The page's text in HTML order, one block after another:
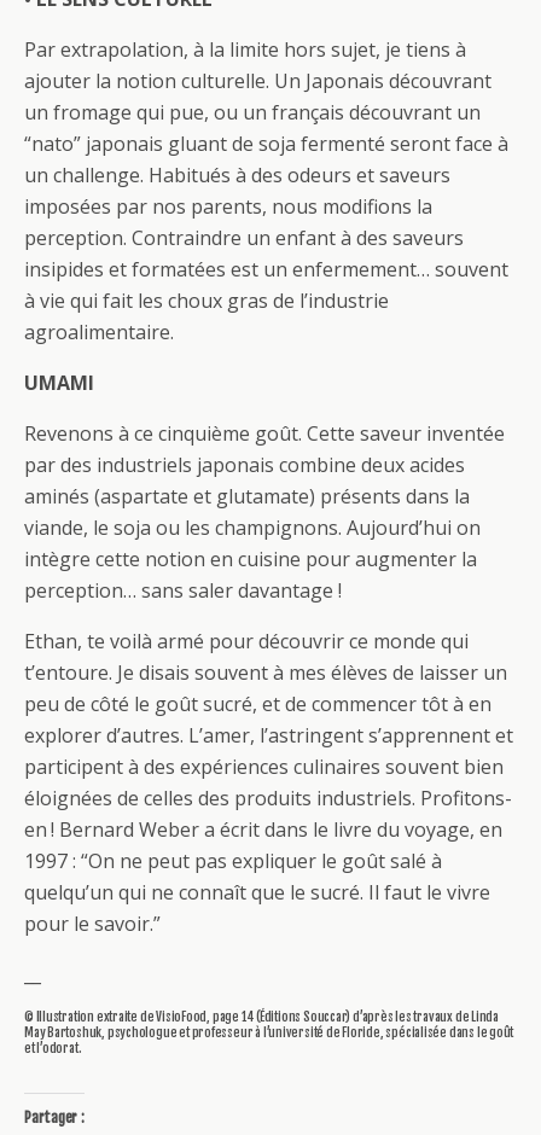
Par extrapolation, à la limite hors sujet, je tiens à
ajouter la notion culturelle. Un Japonais découvrant
un fromage qui pue, ou un français découvrant un
“nato” japonais gluant de soja fermenté seront face à
un challenge. Habitués à des odeurs et saveurs
imposées par nos parents, nous modifions la
perception. Contraindre un enfant à des saveurs
insipides et formatées est un enfermement… souvent
à vie qui fait les choux gras de l’industrie
agroalimentaire.
UMAMI
Revenons à ce cinquième goût. Cette saveur inventée
par des industriels japonais combine deux acides
aminés (aspartate et glutamate) présents dans la
viande, le soja ou les champignons. Aujourd’hui on
intègre cette notion en cuisine pour augmenter la
perception… sans saler davantage !
Ethan, te voilà armé pour découvrir ce monde qui
t’entoure. Je disais souvent à mes élèves de laisser un
peu de côté le goût sucré, et de commencer tôt à en
explorer d’autres. L’amer, l’astringent s’apprennent et
participent à des expériences culinaires souvent bien
éloignées de celles des produits industriels. Profitons-
en ! Bernard Weber a écrit dans le livre du voyage, en
1997 : “On ne peut pas expliquer le goût salé à
quelqu’un qui ne connaît que le sucré. Il faut le vivre
pour le savoir.”
© Illustration extraite de VisioFood, page 14 (Éditions Souccar) d’après les travaux de Linda
May Bartoshuk, psychologue et professeur à l’université de Floride, spécialisée dans le goût
et l’odorat.
Partager :